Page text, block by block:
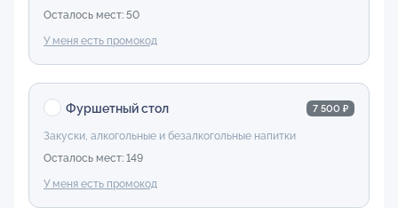
Осталось мест: 50
У меня есть промокод
Фуршетный стол 7 500 ₽
Закуски, алкогольные и безалкогольные напитки
Осталось мест: 149
У меня есть промокод